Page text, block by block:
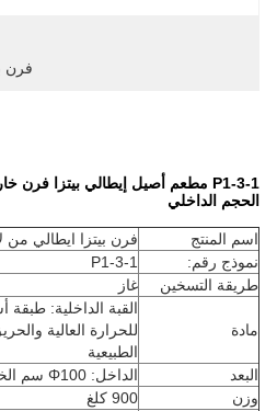
فرن
الحجم الداخلي
اسم المنتج
فرن بيتزا ايطالي من
نموذج رقم:
P1-3-1
طريقة التسخين
غاز
مادة
القبة الداخلية:
للحرارة العالية
الطبيعية
البعد
الداخل: Φ100 سم الخارجي: Φ140 سم
وزن
900 كلغ